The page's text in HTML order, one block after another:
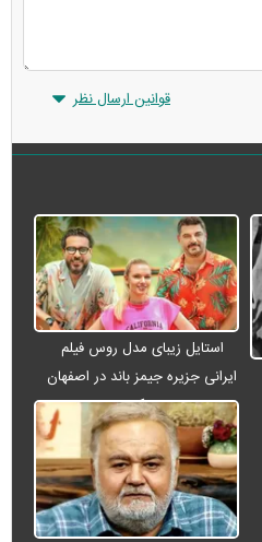
قوانین ارسال نظر
استایل زیبای مدل روس فیلم
ایرانی جزیره جیمز باند در اصفهان
+ عکس